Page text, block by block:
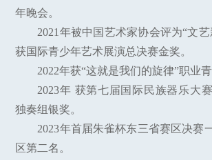
年晚会。
2021年被中国艺术家协会评为“文
获国际青少年艺术展演总决赛金奖。
2022年获“这就是我们的旋律”职业
2023年 获第七届国际民族器乐大
独奏组银奖。
2023年首届朱雀杯东三省赛区决赛
区第二名。